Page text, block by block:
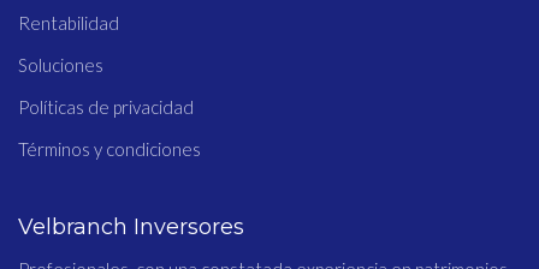
Rentabilidad
Soluciones
Políticas de privacidad
Términos y condiciones
Velbranch Inversores